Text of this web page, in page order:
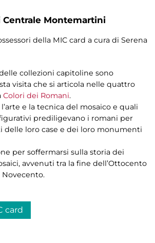
Centrale Montemartini
della MIC card a cura di Serena
collezioni capitoline sono
visita che si articola nelle quattro
Colori dei Romani.
e la tecnica del mosaico e quali
prediligevano i romani per
delle loro case e dei loro monumenti
per soffermarsi sulla storia dei
avvenuti tra la fine dell’Ottocento
card